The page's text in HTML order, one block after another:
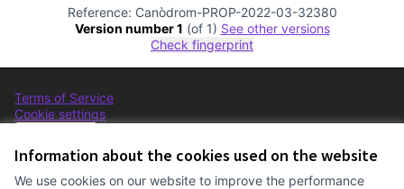
Information about the cookies used on the website
We use cookies on our website to improve the performance
Reference: Canòdrom-PROP-2022-03-32380
Version number 1 (of 1)
see other versions
Check fingerprint
Terms of Service
Cookie settings